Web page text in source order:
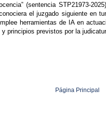
(sentencia STP21973-
el juzgado siguiente en
herramientas de IA en
principios previstos por la
Página Principal